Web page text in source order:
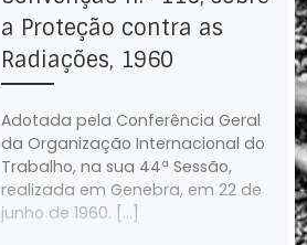
a Proteção contra as
Radiações, 1960
Adotada pela Conferência Geral
da Organização Internacional do
Trabalho, na sua 44ª Sessão,
realizada em Genebra, em 22 de
junho de 1960. […]